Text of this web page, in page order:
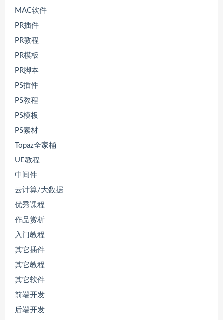
MAC软件
PR插件
PR教程
PR模板
PR脚本
PS插件
PS教程
PS模板
PS素材
Topaz全家桶
UE教程
中间件
云计算/大数据
优秀课程
作品赏析
入门教程
其它插件
其它教程
其它软件
前端开发
后端开发